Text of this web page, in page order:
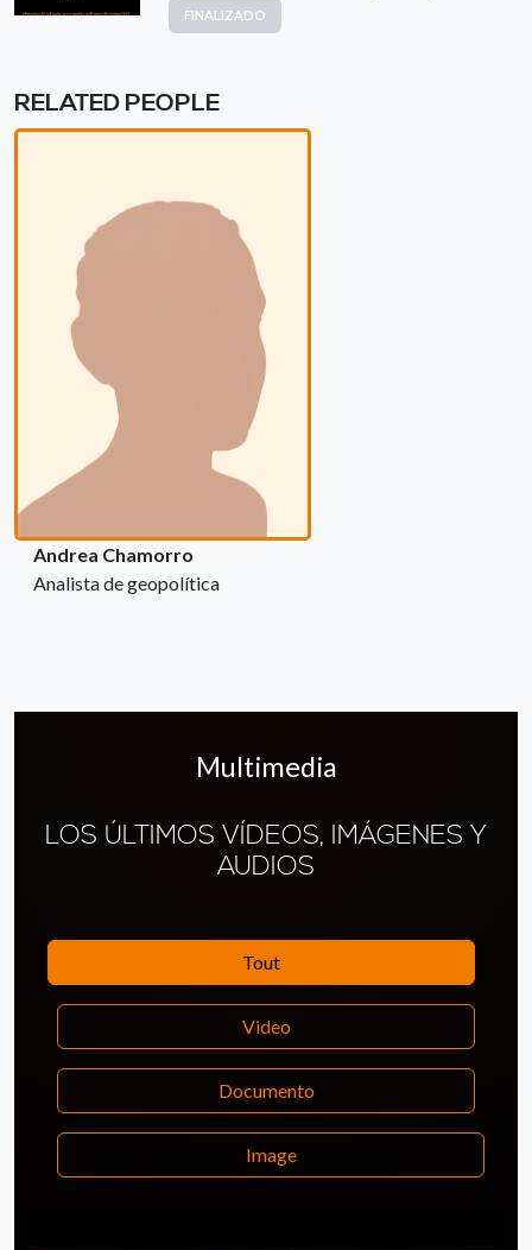
FINALIZADO
RELATED PEOPLE
Andrea Chamorro
Analista de geopolítica
Multimedia
LOS ÚLTIMOS VÍDEOS, IMÁGENES Y
AUDIOS
Tout
Video
Documento
Image